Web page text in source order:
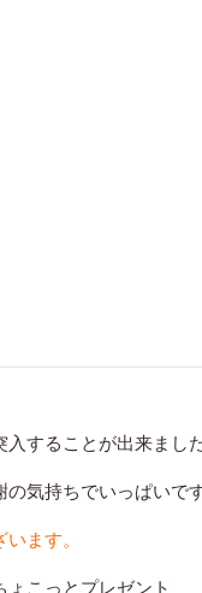
することが出来ました
気持ちでいっぱいです
ます。
こっとプレゼント